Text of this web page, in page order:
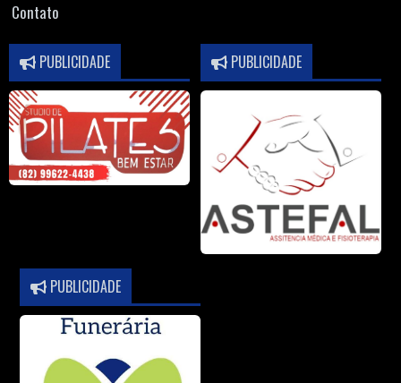
Contato
PUBLICIDADE PUBLICIDADE
PUBLICIDADE